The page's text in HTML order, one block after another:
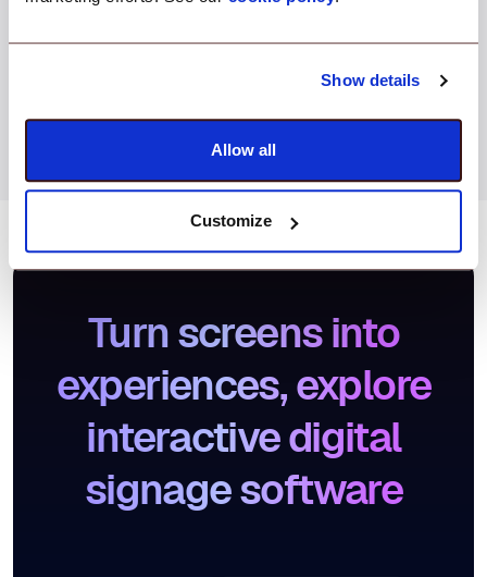
Show details
Allow all
Customize
Elimina i file dal dispositivo, se necessario
Turn screens into
experiences, explore
interactive digital
signage software